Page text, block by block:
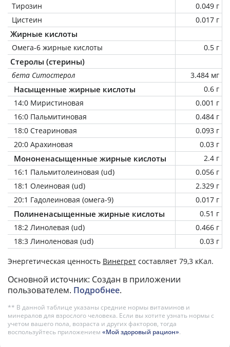
Тирозин
0.049 г
Цистеин
0.017 г
Жирные кислоты
Омега-6 жирные кислоты 0.5 г
Стеролы (стерины)
бета Ситостерол 3.484 мг
Насыщенные жирные кислоты
0.6 г
14:0 Миристиновая
0.001 г
16:0 Пальмитиновая
0.484 г
18:0 Стеариновая
0.093 г
20:0 Арахиновая
0.03 г
Мононенасыщенные жирные кислоты
2.4 г
16:1 Пальмитолеиновая (ud)
0.056 г
18:1 Олеиновая (ud)
2.329 г
20:1 Гадолеиновая (омега-9)
0.017 г
Полиненасыщенные жирные кислоты
0.51 г
18:2 Линолевая (ud)
0.466 г
18:3 Линоленовая (ud)
0.03 г
Энергетическая ценность Винегрет составляет 79,3 кКал.
Основной источник: Создан в приложении
пользователем. Подробнее.
** В данной таблице указаны средние нормы витаминов и
минералов для взрослого человека. Если вы хотите узнать нормы с
учетом вашего пола, возраста и других факторов, тогда
воспользуйтесь приложением «Мой здоровый рацион».